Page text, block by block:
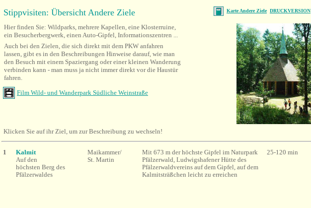
Stippvisiten: Übersicht Andere Ziele Karte Andere Ziele DRUCKVERSION
Hier finden Sie: Wildparks, mehrere Kapellen, eine Klosterruine,
ein Besucherbergwerk, einen Auto-Gipfel, Informationszentren ...
Auch bei den Zielen, die sich direkt mit dem PKW anfahren
lassen, gibt es in den Beschreibungen Hinweise darauf, wie man
den Besuch mit einem Spaziergang oder einer kleinen Wanderung
verbinden kann - man muss ja nicht immer direkt vor die Haustür
fahren.
Film Wild- und Wanderpark Südliche Weinstraße
Klicken Sie auf ihr Ziel, um zur Beschreibung zu wechseln!
1
Kalmit
Auf den
höchsten Berg des
Pfälzerwaldes
Maikammer/
St. Martin
Mit 673 m der höchste Gipfel im Naturpark
Pfälzerwald, Ludwigshafener Hütte des
Pfälzerwaldvereins auf dem Gipfel, auf dem
Kalmitsträßchen leicht zu erreichen
25-120 min